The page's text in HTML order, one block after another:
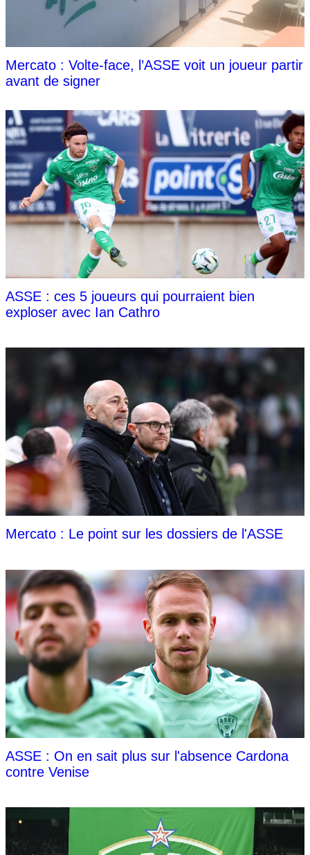
Mercato : Volte-face, l’ASSE voit un joueur partir
avant de signer
ASSE : ces 5 joueurs qui pourraient bien
exploser avec Ian Cathro
Mercato : Le point sur les dossiers de l'ASSE
ASSE : On en sait plus sur l'absence Cardona
contre Venise